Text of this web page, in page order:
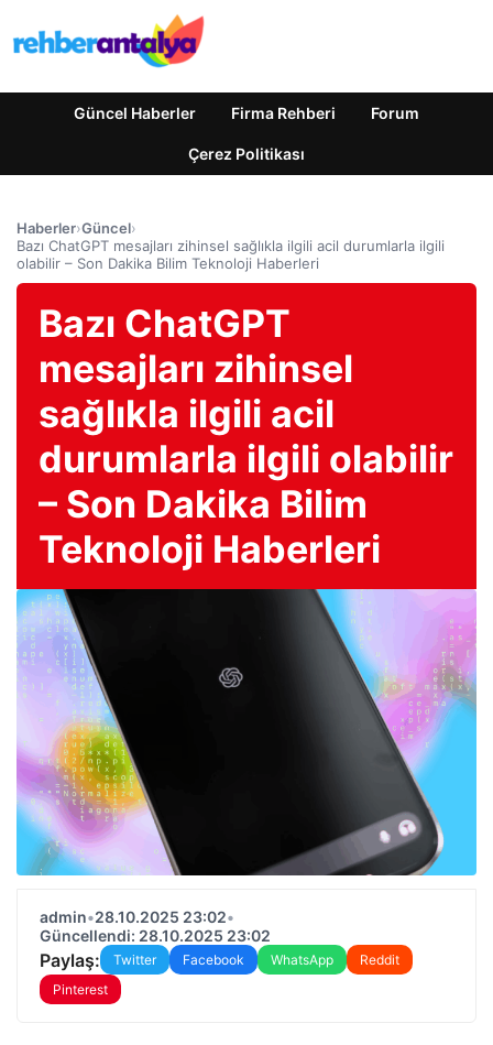
Güncel Haberler Firma Rehberi Forum
Çerez Politikası
Haberler›Güncel›
Bazı ChatGPT mesajları zihinsel sağlıkla ilgili acil durumlarla ilgili
olabilir – Son Dakika Bilim Teknoloji Haberleri
Bazı ChatGPT
mesajları zihinsel
sağlıkla ilgili acil
durumlarla ilgili olabilir
– Son Dakika Bilim
Teknoloji Haberleri
admin•28.10.2025 23:02•
Güncellendi: 28.10.2025 23:02
Paylaş: Twitter Facebook WhatsApp
Reddit
Pinterest